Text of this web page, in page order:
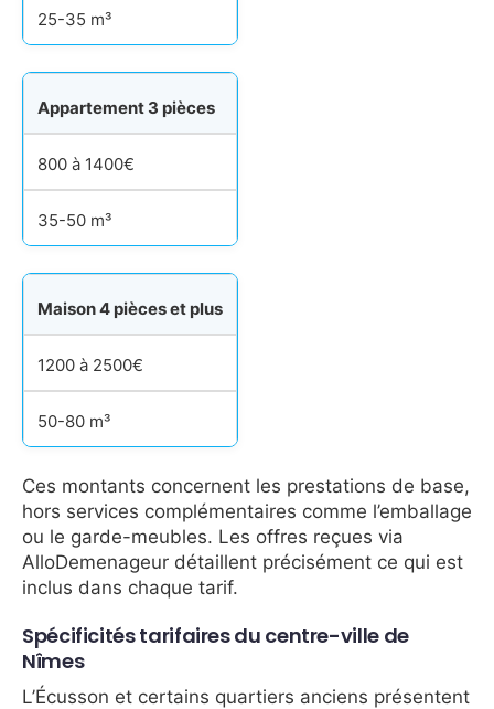
25-35 m³
Appartement 3 pièces
800 à 1400€
35-50 m³
Maison 4 pièces et plus
1200 à 2500€
50-80 m³
Ces montants concernent les prestations de base,
hors services complémentaires comme l’emballage
ou le garde-meubles. Les offres reçues via
AlloDemenageur détaillent précisément ce qui est
inclus dans chaque tarif.
Spécificités tarifaires du centre-ville de
Nîmes
L’Écusson et certains quartiers anciens présentent